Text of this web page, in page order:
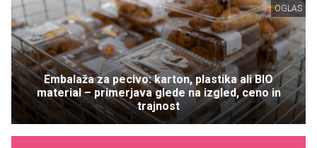
OGLAS
Embalaža za pecivo: karton, plastika ali BIO
material – primerjava glede na izgled, ceno in
trajnost